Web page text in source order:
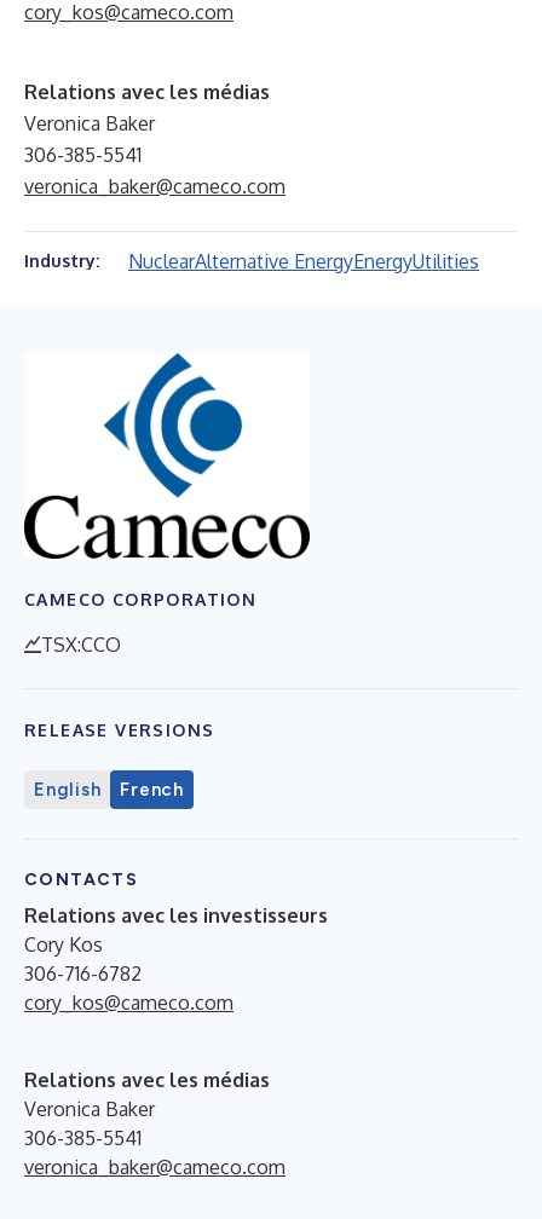
cory_kos@cameco.com
Relations avec les médias
Veronica Baker
306-385-5541
veronica_baker@cameco.com
Industry: NuclearAlternative EnergyEnergyUtilities
CAMECO CORPORATION
TSX:CCO
RELEASE VERSIONS
English French
CONTACTS
Relations avec les investisseurs
Cory Kos
306-716-6782
cory_kos@cameco.com
Relations avec les médias
Veronica Baker
306-385-5541
veronica_baker@cameco.com